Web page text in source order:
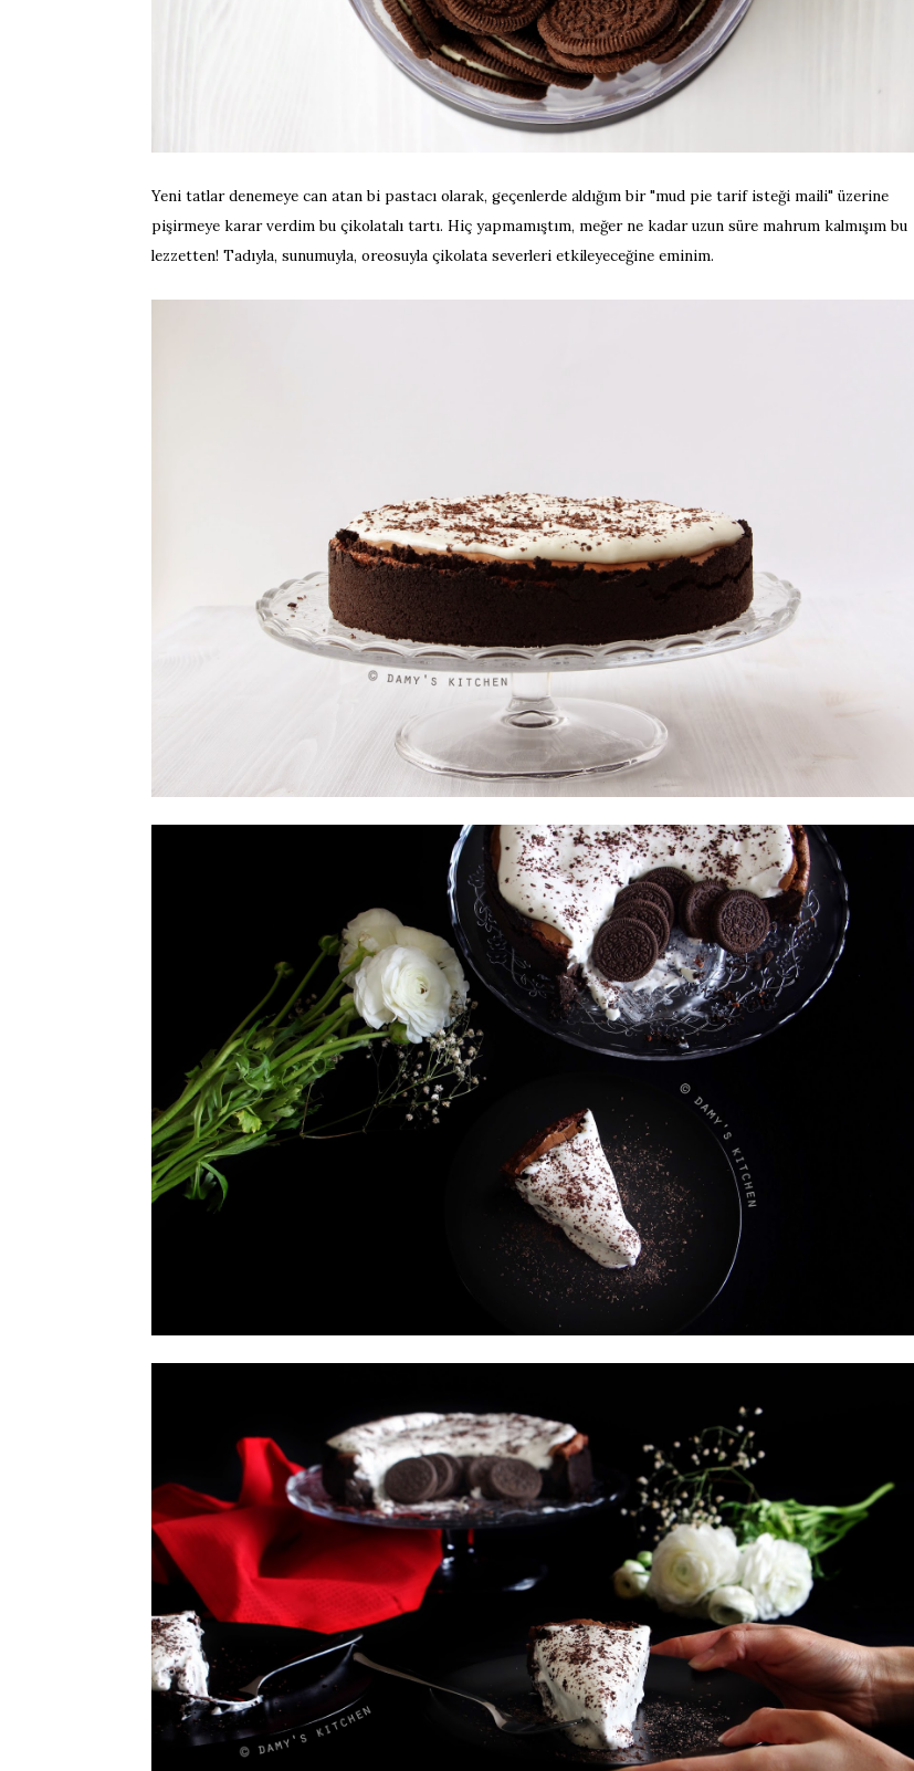
Yeni tatlar denemeye can atan bi pastacı olarak, geçenlerde aldığım bir "mud pie tarif isteği maili" üzerine
pişirmeye karar verdim bu çikolatalı tartı. Hiç yapmamıştım, meğer ne kadar uzun süre mahrum kalmışım bu
lezzetten! Tadıyla, sunumuyla, oreosuyla çikolata severleri etkileyeceğine eminim.